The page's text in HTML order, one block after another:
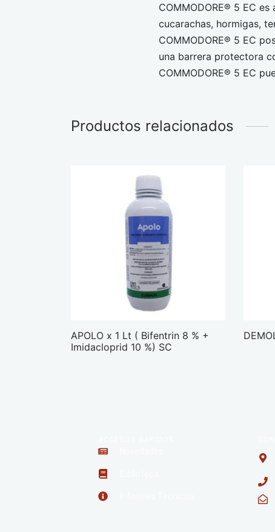
COMMODORE® 5 EC
cucarachas, hormigas,
COMMODORE® 5 EC
una barrera protectora
COMMODORE® 5 EC
Productos relacionados
APOLO x 1 Lt ( Bifentrin 8 % +
Imidacloprid 10 %) SC